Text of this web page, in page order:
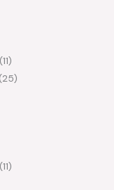
11
25
11